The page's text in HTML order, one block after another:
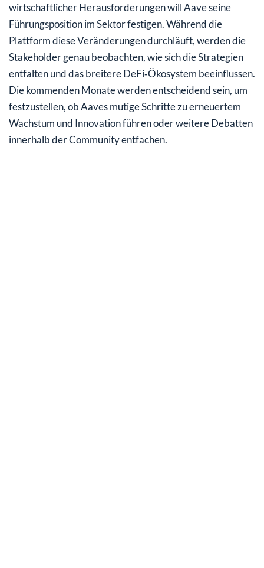
wirtschaftlicher Herausforderungen will Aave seine
Führungsposition im Sektor festigen. Während die
Plattform diese Veränderungen durchläuft, werden die
Stakeholder genau beobachten, wie sich die Strategien
entfalten und das breitere DeFi‑Ökosystem beeinflussen.
Die kommenden Monate werden entscheidend sein, um
festzustellen, ob Aaves mutige Schritte zu erneuertem
Wachstum und Innovation führen oder weitere Debatten
innerhalb der Community entfachen.